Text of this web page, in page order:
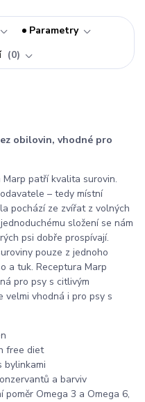
Parametry
0
obilovin, vhodné pro
patří kvalita surovin.
– tedy místní
pochází ze zvířat z volných
složení se nám
psi dobře prospívají.
pouze z jednoho
a tuk. Receptura Marp
pro psy s citlivým
velmi vhodná i pro psy s
free diet
bylinkami
a barviv
Omega 3 a Omega 6,